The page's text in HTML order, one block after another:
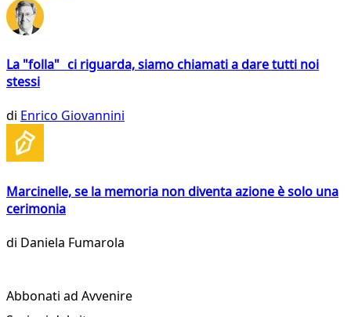
La "folla" ci riguarda, siamo chiamati a dare tutti noi
stessi
di Enrico Giovannini
Marcinelle, se la memoria non diventa azione è solo una
cerimonia
di Daniela Fumarola
Abbonati ad Avvenire